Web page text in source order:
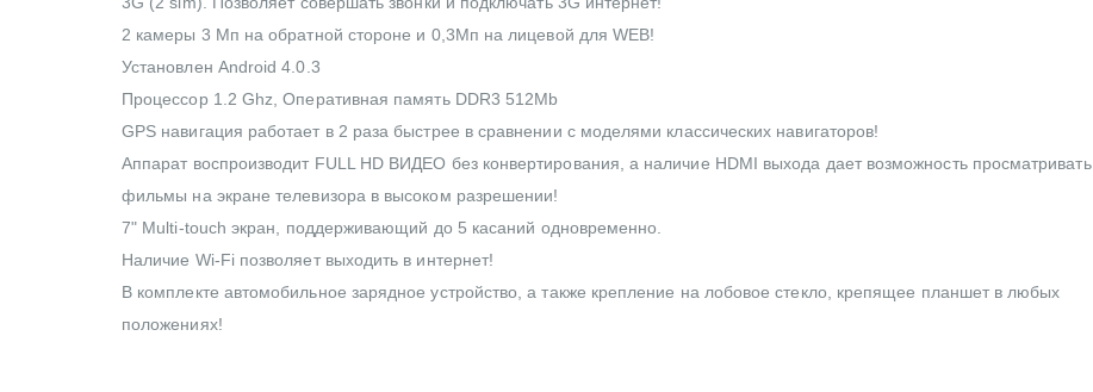
2 камеры 3 Мп на обратной стороне и 0,3Мп на лицевой для WEB!
Установлен Android 4.0.3
Процессор 1.2 Ghz, Оперативная память DDR3 512Mb
GPS навигация работает в 2 раза быстрее в сравнении с моделями классических навигаторов!
Аппарат воспроизводит FULL HD ВИДЕО без конвертирования, а наличие HDMI выхода дает возможность просматривать
фильмы на экране телевизора в высоком разрешении!
7" Multi-touch экран, поддерживающий до 5 касаний одновременно.
Наличие Wi-Fi позволяет выходить в интернет!
В комплекте автомобильное зарядное устройство, а также крепление на лобовое стекло, крепящее планшет в любых
положениях!